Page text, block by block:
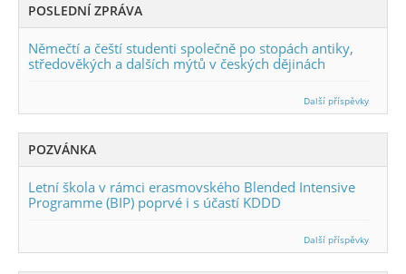
POSLEDNÍ ZPRÁVA
Němečtí a čeští studenti společně po stopách antiky,
středověkých a dalších mýtů v českých dějinách
Další příspěvky
POZVÁNKA
Letní škola v rámci erasmovského Blended Intensive
Programme (BIP) poprvé i s účastí KDDD
Další příspěvky